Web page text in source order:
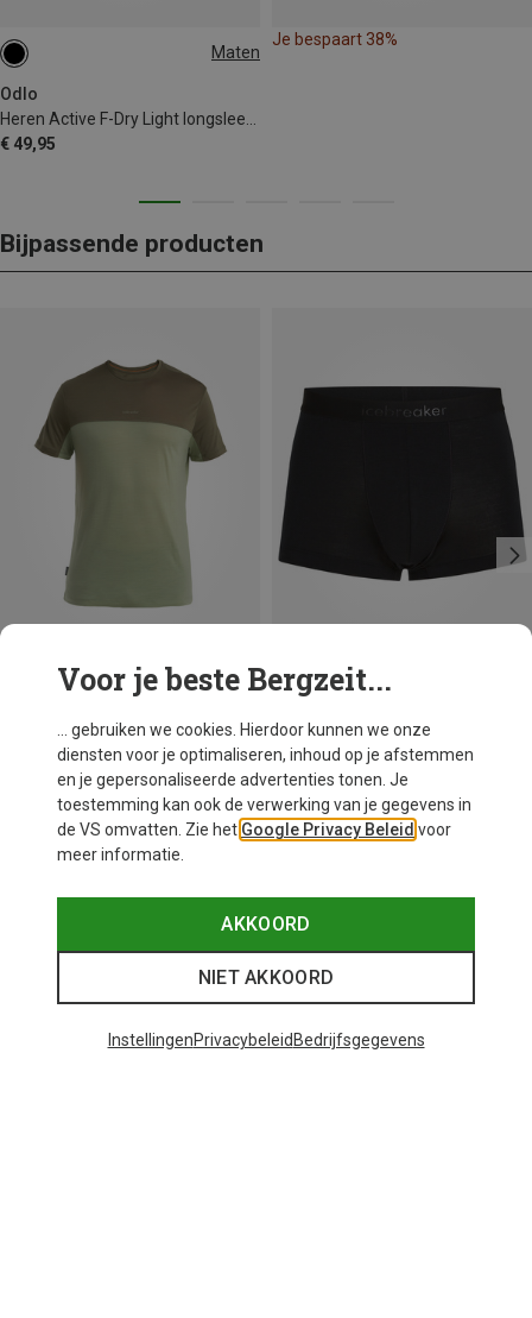
Maten
Odlo
€ 49,95
S
Je bespaart 38%
Bijpassende producten
Je bespaart 47%
Icebreaker
€ 37,16
S XL XXL
Voor je beste Bergzeit...
... gebruiken we cookies. Hierdoor kunnen we onze
diensten voor je optimaliseren, inhoud op je afstemmen
en je gepersonaliseerde advertenties tonen. Je
toestemming kan ook de verwerking van je gegevens in
de VS omvatten. Zie het Google Privacy Beleid voor
meer informatie.
AKKOORD
NIET AKKOORD
InstellingenPrivacybeleid Bedrijfsgegevens